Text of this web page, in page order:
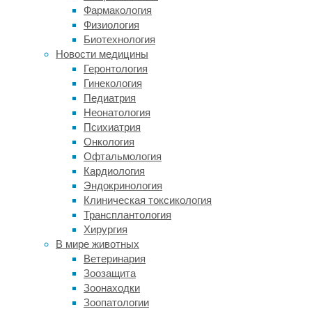
Фармакология
Физиология
Биотехнология
Новости медицины
Геронтология
Гинекология
Педиатрия
Неонатология
Психиатрия
Онкология
Офтальмология
Кардиология
Эндокринология
Клиническая токсикология
Трансплантология
Хирургия
В мире животных
Ветеринария
Зоозащита
Зоонаходки
Зоопатологии
CAR-
успешно
излечивали
некоторые
формы
рака,
первую
очередь
гематологические:
наиболее
действенными
оказались
клетки,
распознающие
антиген
В-
лимфоцитов
CD19.
Однако